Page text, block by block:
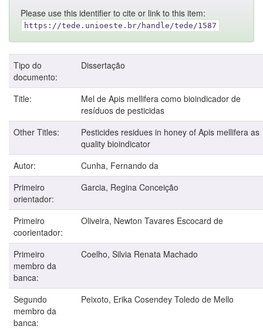
Please use this identifier to cite or link to this item:
https://tede.unioeste.br/handle/tede/1587
Tipo do
documento:
Dissertação
Title:
Mel de Apis mellifera como bioindicador de
resíduos de pesticidas
Other Titles:
Pesticides residues in honey of Apis mellifera as
quality bioindicator
Autor:
Cunha, Fernando da
Primeiro
orientador:
Garcia, Regina Conceição
Primeiro
coorientador:
Oliveira, Newton Tavares Escocard de
Primeiro
membro da
banca:
Coelho, Silvia Renata Machado
Segundo
membro da
banca:
Peixoto, Erika Cosendey Toledo de Mello